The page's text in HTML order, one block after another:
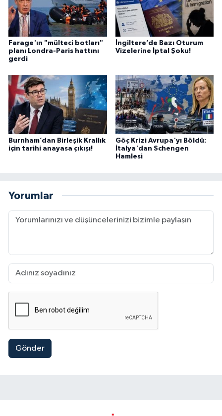
Farage'ın "mülteci botları"
planı Londra-Paris hattını
gerdi
İngiltere’de Bazı Oturum
Vizelerine İptal Şoku!
Burnham’dan Birleşik Krallık
için tarihi anayasa çıkışı!
Göç Krizi Avrupa'yı Böldü:
İtalya'dan Schengen
Hamlesi
Yorumlar
Gönder